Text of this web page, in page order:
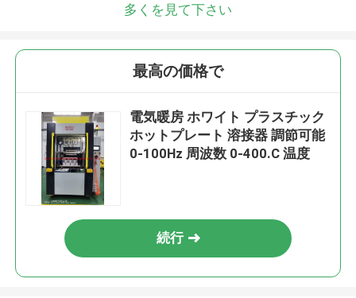
多くを見て下さい
最高の価格で
電気暖房 ホワイト プラスチック
ホットプレート 溶接器 調節可能
0-100Hz 周波数 0-400.C 温度
続行